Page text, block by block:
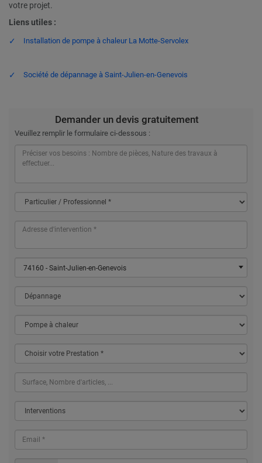
votre projet.
Liens utiles :
Installation de pompe à chaleur La Motte-Servolex
Société de dépannage à Saint-Julien-en-Genevois
Demander un devis gratuitement
Veuillez remplir le formulaire ci-dessous :
74160 - Saint-Julien-en-Genevois